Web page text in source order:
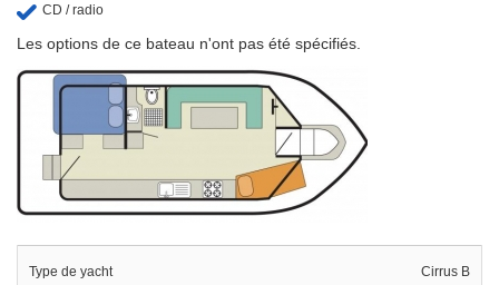
CD / radio
Les options de ce bateau n'ont pas été spécifiés.
Type de yacht Cirrus B